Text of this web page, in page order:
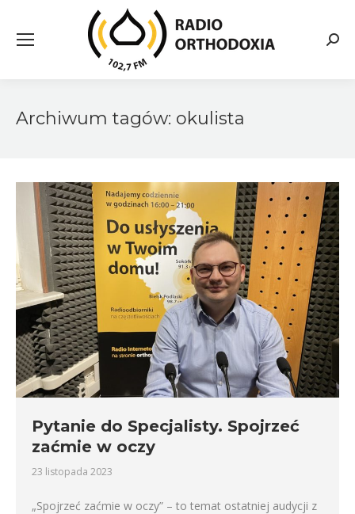
Archiwum tagów: okulista
Pytanie do Specjalisty. Spojrzeć
zaćmie w oczy
23 listopada 2023
„Spojrzeć zaćmie w oczy” – to temat ostatniej audycji z